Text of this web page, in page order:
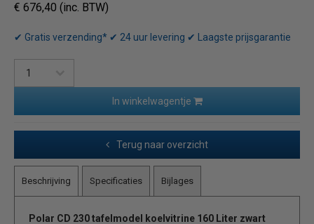
€ 676,40 (inc. BTW)
✔ Gratis verzending* ✔ 24 uur levering ✔ Laagste prijsgarantie
In winkelwagentje
Terug naar overzicht
Beschrijving Specificaties Bijlages
Polar CD 230 tafelmodel koelvitrine 160 Liter zwart